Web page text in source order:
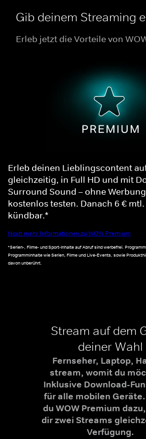
Gib deinem Streaming
Erleb jetzt die Vorteile von
Erleb deinen Lieblingscontent
gleichzeitig, in Full HD und mit
Surround Sound – ohne
kostenlos testen. Danach 6 €
kündbar.*
Noch mehr Informationen zu WOW Premium
*Serien-, Filme- und Sport-Inhalte auf Abruf sind werbefrei.
Programminhalte wie Serien, Filme und Live-Events, sowie
davon unberührt.
Stream auf dem
deiner Wahl
Fernseher, Laptop,
stream, womit du
Inklusive Download-
für alle mobilen
du WOW Premium
dir zwei Streams
Verfügung.